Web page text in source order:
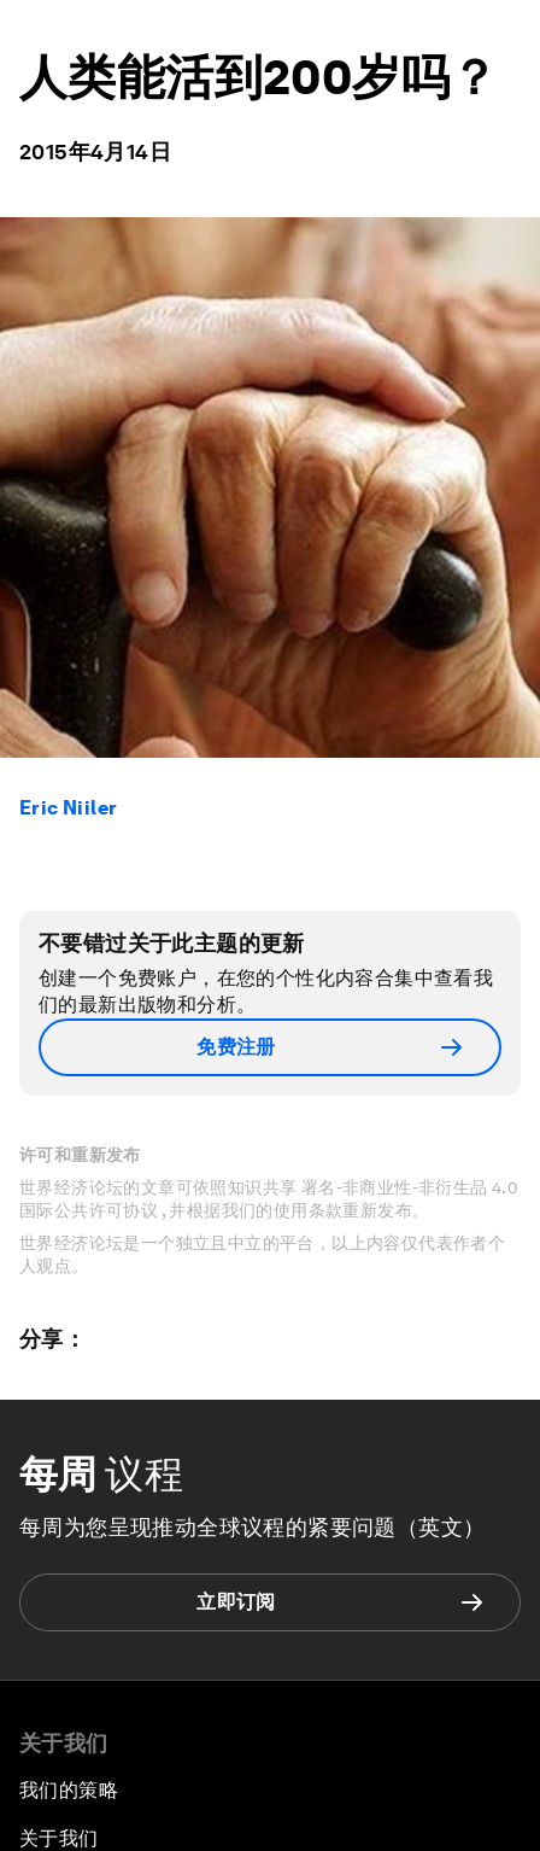
人类能活到200岁吗？
2015年4月14日
Eric Niiler
不要错过关于此主题的更新
创建一个免费账户，在您的个性化内容合集中查看我
们的最新出版物和分析。
免费注册
许可和重新发布
世界经济论坛的文章可依照知识共享 署名-非商业性-非衍生品 4.0
国际公共许可协议 , 并根据我们的使用条款重新发布。
世界经济论坛是一个独立且中立的平台，以上内容仅代表作者个
人观点。
分享：
每周 议程
每周为您呈现推动全球议程的紧要问题（英文）
立即订阅
关于我们
我们的策略
关于我们